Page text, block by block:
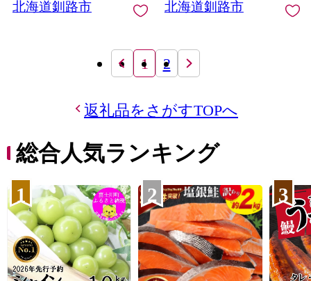
北海道釧路市 北海道釧路市
1 2
返礼品をさがすTOPへ
総合人気ランキング
1 2 3